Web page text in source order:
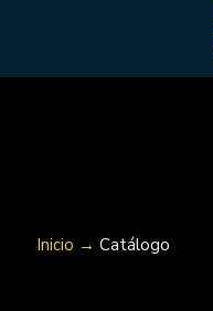
Inicio → Catálogo